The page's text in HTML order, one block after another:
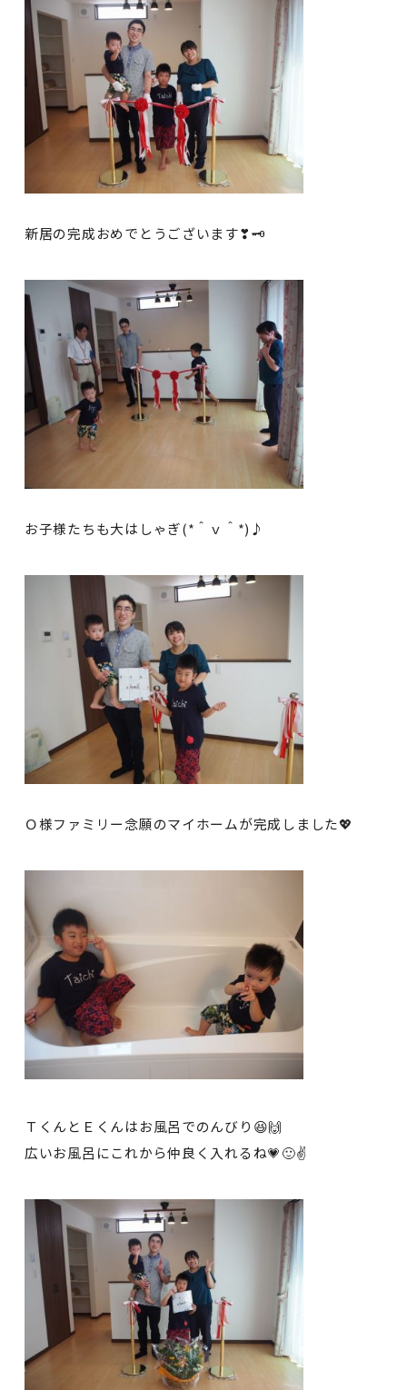
新居の完成おめでとうございます❣🗝
お子様たちも大はしゃぎ(*＾ｖ＾*)♪
Ｏ様ファミリー念願のマイホームが完成しました💖
ＴくんとＥくんはお風呂でのんびり😆🙌
広いお風呂にこれから仲良く入れるね💗🙂✌